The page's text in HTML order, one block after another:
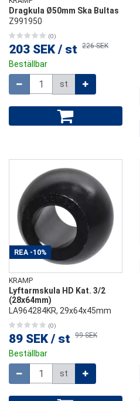
Dragkula Ø50mm Ska Bultas
Z991950
(0)
203 SEK / st 226 SEK
Beställbar
st
REA -10%
KRAMP
Lyftarmskula HD Kat. 3/2
(28x64mm)
LA964284KR, 29x64x45mm
(0)
89 SEK / st 99 SEK
Beställbar
st